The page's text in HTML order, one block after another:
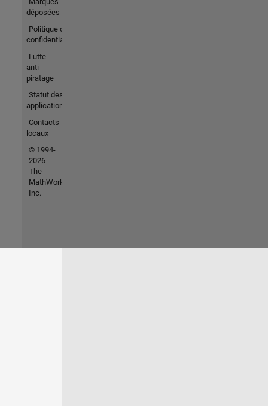
déposées
Politique de
confidentialité
Lutte
anti-
piratage
Statut des
applications
Contacts
locaux
© 1994-
2026
The
MathWorks,
Inc.